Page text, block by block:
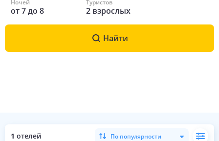
Ночей
от7до 8
Туристов
2 взрослых
Найти
1 отелей По популярности